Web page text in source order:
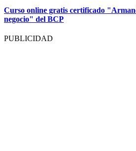
Curso online gratis certificado
negocio" del BCP
PUBLICIDAD